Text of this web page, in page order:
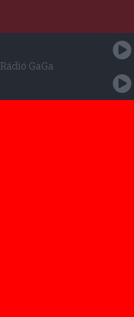
Rádió GaGa